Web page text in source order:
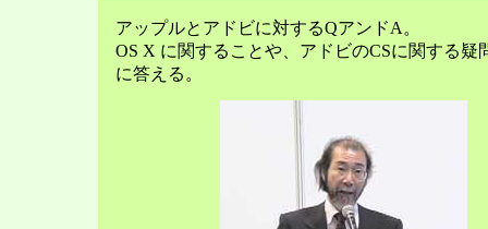
アップルとアドビに対するQアンドA。
OS X に関することや、アドビのCSに関する疑
に答える。